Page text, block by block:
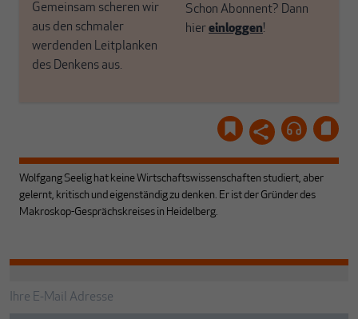
Gemeinsam scheren wir
aus den schmaler
werdenden Leitplanken
des Denkens aus.
Schon Abonnent? Dann
hiereinloggen!
Wolfgang Seelig hat keine Wirtschaftswissenschaften studiert, aber
gelernt, kritisch und eigenständig zu denken. Er ist der Gründer des
Makroskop-Gesprächskreises in Heidelberg.